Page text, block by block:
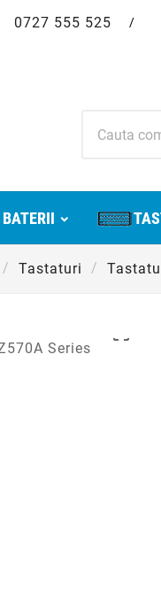
0727 555 525 /
BATERII
Tastaturi